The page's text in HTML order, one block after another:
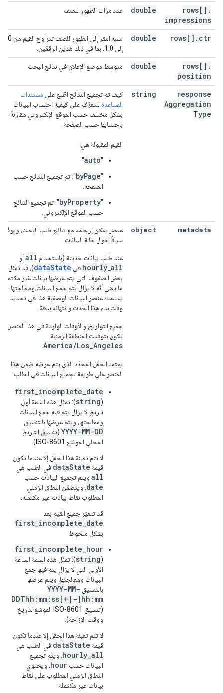
rows[] .
impressions
double عدد مرّات الظهور للصف
rows[] . ctr
double
نسبة النقر إلى الظهور للصف تتراوح القيم من 0
إلى 1.0، بما في ذلك هذين الرقمَين.
rows[] .
position
double متوسط موضع الإعلان في نتائج البحث
response
Aggregation
Type
string كيف تم تجميع النتائج اطّلِع على مستندات
المساعدة للتعرّف على كيفية احتساب البيانات
بشكل مختلف حسب الموقع الإلكتروني مقارنةً
باحتسابها حسب الصفحة.
القيم المقبولة هي:
"
auto
"
"
byPage": تم تجميع النتائج حسب
الصفحة.
"
byProperty": تم تجميع النتائج
حسب الموقع الإلكتروني.
metadata
object
عنصر يمكن إرجاعه مع نتائج طلب البحث، ويوفّر
سياقًا حول حالة البيانات.
عند طلب بيانات حديثة (باستخدام allأو
hourly_all في dataState)، قد تمثّل
بعض الصفوف التي يتم عرضها بيانات غير مكتملة،
ما يعني أنّه لا يزال يتم جمع البيانات ومعالجتها.
يساعدك عنصر البيانات الوصفية هذا في تحديد
وقت بدء هذا الحدث وانتهائه بدقة.
جميع التواريخ والأوقات الواردة في هذا العنصر
تكون بتوقيت المنطقة الزمنية
America/Los_Angeles
يعتمد الحقل المحدّد الذي يتم عرضه ضمن هذا
العنصر على طريقة تجميع البيانات في الطلب:
first_incomplete_date
(
string): تمثّل هذه السمة أول
تاريخ لا يزال يتم فيه جمع البيانات
ومعالجتها، ويتم عرضها بالتنسيق
YYYY-MM-DD (تنسيق التاريخ
المحلي الموسّع ISO-8601).
لا تتم تعبئة هذا الحقل إلا عندما تكون
قيمة dataState في الطلب هي
all ويتم تجميع البيانات حسب
date، ويتضمّن النطاق الزمني
المطلوب نقاط بيانات غير مكتملة.
قد تتغيّر جميع القيم بعد
first_incomplete_date
بشكل ملحوظ.
first_incomplete_hour
(
string): تمثّل هذه السمة الساعة
الأولى التي لا يزال يتم فيها جمع
البيانات ومعالجتها، ويتم عرضها
بالتنسيق YYYY-MM-
DDThh:mm:ss[+|-]hh:mm
(تنسيق ISO-8601 الموسّع لتاريخ
ووقت الإزاحة).
لا تتم تعبئة هذا الحقل إلا عندما تكون
قيمة dataState في الطلب هي
hourly_all، ويتم تجميع
البيانات حسب hour، ويحتوي
النطاق الزمني المطلوب على نقاط
بيانات غير مكتملة.